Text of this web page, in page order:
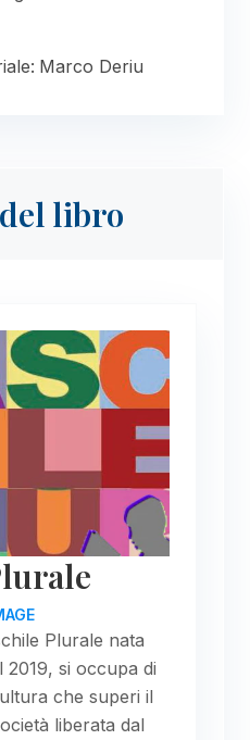
Marco Deriu
libro
Plurale nata
2019, si occupa di
che superi il
liberata dal